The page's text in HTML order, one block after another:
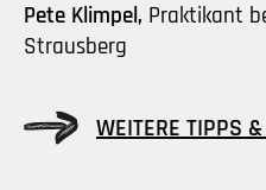
Pete Klimpel, Praktikant
Strausberg
WEITERE TIPPS